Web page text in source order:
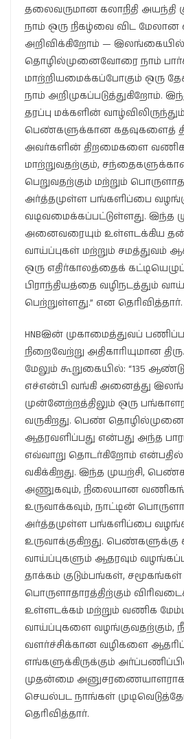
தலைவருமான கலாநிதி அயந்தி
நாம் ஒரு நிகழ்வை விட
அறிவிக்கிறோம் —
தொழில்முனைவோரை நாம்
மாற்றியமைக்கப்போகும் ஒரு
நாம் அறிமுகப்படுத்துகிறோம்.
தரப்பு மக்களின்
பெண்களுக்கான கதவுகளைத்
அவர்களின் திறமைகளை
மாற்றுவதற்கும்,
பெறுவதற்கும் மற்றும்
அர்த்தமுள்ள பங்களிப்பை
வடிவமைக்கப்பட்டுள்ளது. இந்த
அனைவரையும் உள்ளடக்கிய
வாய்ப்புகள் மற்றும்
ஒரு எதிர்காலத்தைக்
பிராந்தியத்தை வழிநடத்தும்
பெற்றுள்ளது.” என தெரிவித்தார்.
HNBஇன் முகாமைத்துவப்
நிறைவேற்று அதிகாரியுமான
மேலும் கூறுகையில்: “135
எச்என்பி வங்கி அனைத்து
முன்னேற்றத்திலும் ஒரு
வருகிறது. பெண்
ஆதரவளிப்பது என்பது அந்த
எவ்வாறு தொடர்கிறோம் என்பதில்
வகிக்கிறது. இந்த முயற்சி,
அணுகவும், நிலையான
உருவாக்கவும், நாட்டின்
அர்த்தமுள்ள பங்களிப்பை
உருவாக்குகிறது. பெண்களுக்கு
வாய்ப்புகளும் ஆதரவும்
தாக்கம் குடும்பங்கள், சமூகங்கள்
பொருளாதாரத்திற்கும்
உள்ளடக்கம் மற்றும் வணிக
வாய்ப்புகளை
வளர்ச்சிக்கான வழிகளை
எங்களுக்கிருக்கும்
முதன்மை அனுசரணையாளராக
செயல்பட நாங்கள்
தெரிவித்தார்.